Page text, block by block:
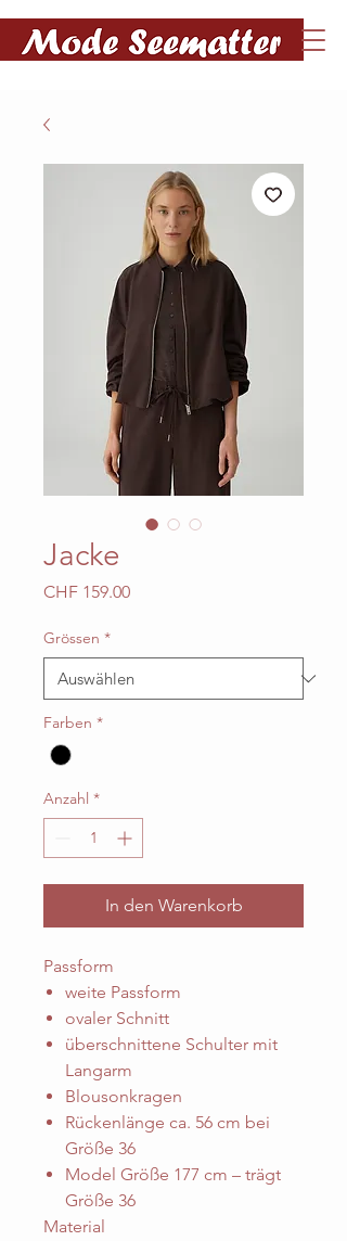
Jacke
CHF 159.00Preis
Grössen *
Farben *
Anzahl *
In den Warenkorb
Passform
weite Passform
ovaler Schnitt
überschnittene Schulter mit
Langarm
Blousonkragen
Rückenlänge ca. 56 cm bei
Größe 36
Model Größe 177 cm – trägt
Größe 36
Material